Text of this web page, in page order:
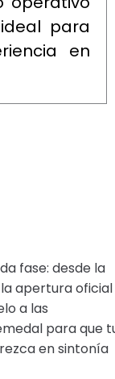
para
en
fase: desde la
apertura oficial
a las
para que
en sintonía